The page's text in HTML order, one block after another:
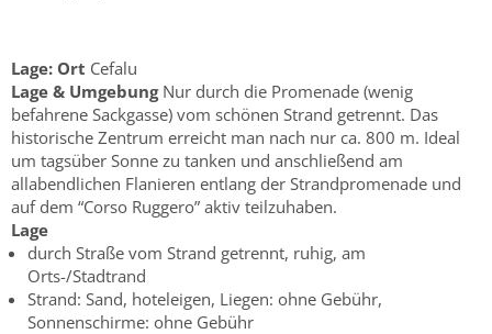
Lage: Ort Cefalu
Lage & UmgebungNur durch die Promenade (wenig
befahrene Sackgasse) vom schönen Strand getrennt. Das
historische Zentrum erreicht man nach nur ca. 800 m. Ideal
um tagsüber Sonne zu tanken und anschließend am
allabendlichen Flanieren entlang der Strandpromenade und
auf dem “Corso Ruggero” aktiv teilzuhaben.
Lage
durch Straße vom Strand getrennt, ruhig, am
Orts-/Stadtrand
Strand: Sand, hoteleigen, Liegen: ohne Gebühr,
Sonnenschirme: ohne Gebühr